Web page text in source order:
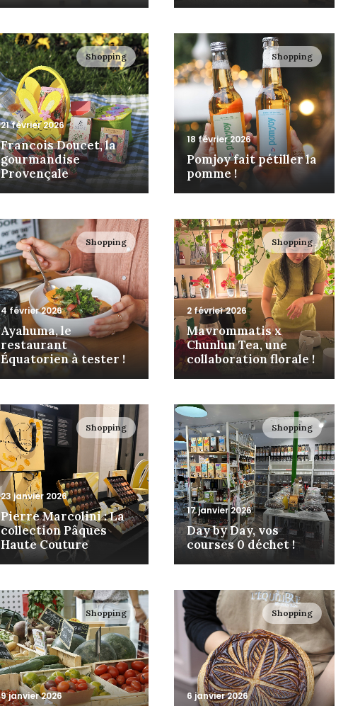
Shopping
21 février 2026
Francois Doucet, la
gourmandise
Provençale
Shopping
18 février 2026
Pomjoy fait pétiller la
pomme !
Shopping
4 février 2026
Ayahuma, le
restaurant
Équatorien à tester !
Shopping
2 février 2026
Mavrommatis x
Chunlun Tea, une
collaboration florale !
Shopping
23 janvier 2026
Pierre Marcolini : La
collection Pâques
Haute Couture
Shopping
17 janvier 2026
Day by Day, vos
courses 0 déchet !
Shopping
9 janvier 2026
Shopping
6 janvier 2026